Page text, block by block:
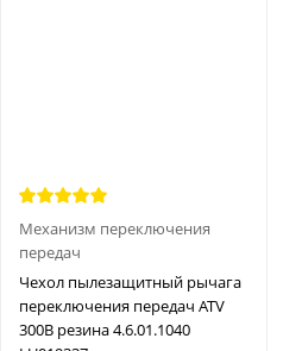
Механизм переключения
передач
Чехол пылезащитный рычага
переключения передач ATV
300B резина 4.6.01.1040